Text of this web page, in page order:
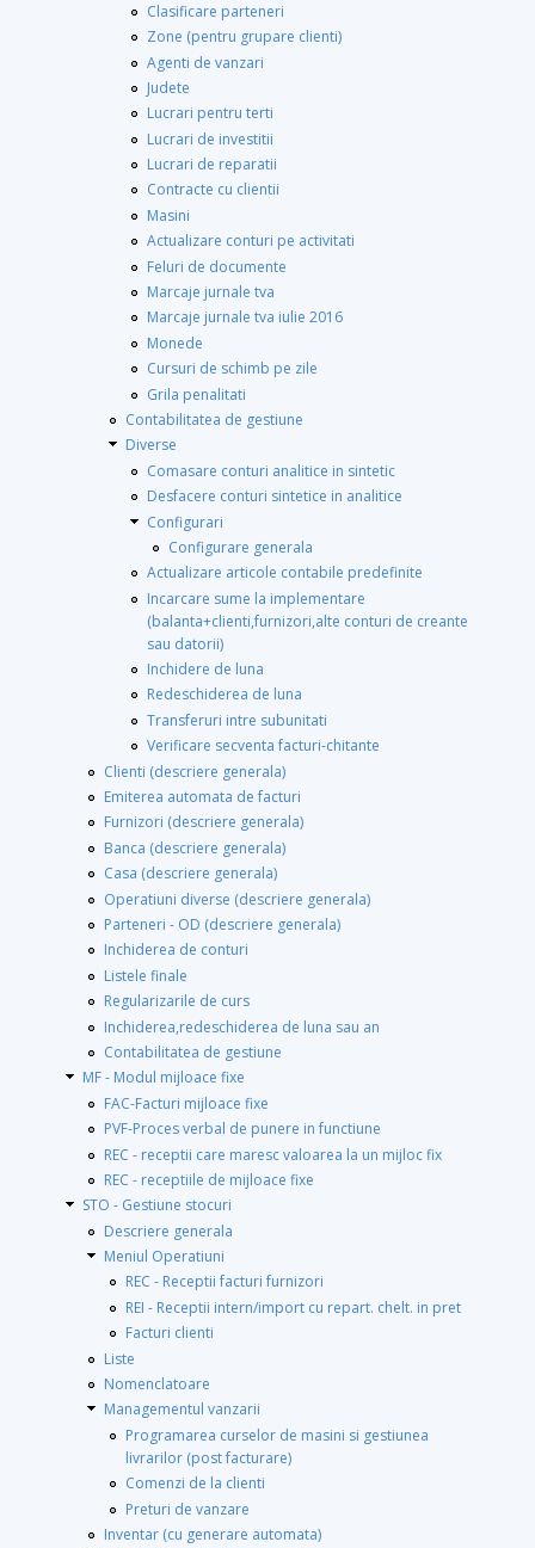
Clasificare parteneri
Zone (pentru grupare clienti)
Agenti de vanzari
Judete
Lucrari pentru terti
Lucrari de investitii
Lucrari de reparatii
Contracte cu clientii
Masini
Actualizare conturi pe activitati
Feluri de documente
Marcaje jurnale tva
Marcaje jurnale tva iulie 2016
Monede
Cursuri de schimb pe zile
Grila penalitati
Contabilitatea de gestiune
Diverse
Comasare conturi analitice in sintetic
Desfacere conturi sintetice in analitice
Configurari
Configurare generala
Actualizare articole contabile predefinite
Incarcare sume la implementare
(balanta+clienti,furnizori,alte conturi de creante
sau datorii)
Inchidere de luna
Redeschiderea de luna
Transferuri intre subunitati
Verificare secventa facturi-chitante
Clienti (descriere generala)
Emiterea automata de facturi
Furnizori (descriere generala)
Banca (descriere generala)
Casa (descriere generala)
Operatiuni diverse (descriere generala)
Parteneri - OD (descriere generala)
Inchiderea de conturi
Listele finale
Regularizarile de curs
Inchiderea,redeschiderea de luna sau an
Contabilitatea de gestiune
MF - Modul mijloace fixe
FAC-Facturi mijloace fixe
PVF-Proces verbal de punere in functiune
REC - receptii care maresc valoarea la un mijloc fix
REC - receptiile de mijloace fixe
STO - Gestiune stocuri
Descriere generala
Meniul Operatiuni
REC - Receptii facturi furnizori
REI - Receptii intern/import cu repart. chelt. in pret
Facturi clienti
Liste
Nomenclatoare
Managementul vanzarii
Programarea curselor de masini si gestiunea
livrarilor (post facturare)
Comenzi de la clienti
Preturi de vanzare
Inventar (cu generare automata)